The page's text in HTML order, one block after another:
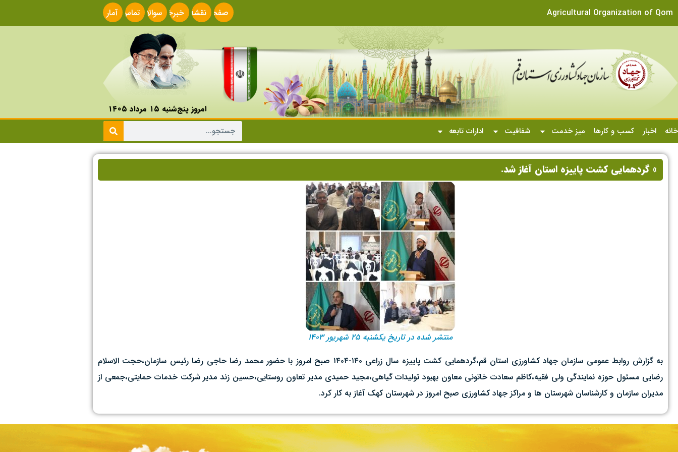
Agricultural Organization of Qom
صفحه
اصلی
نقشه
سایت
خبرخوانسوالات
متداول
تماس
با ما
آمار
سایت
امروز پنج‌شنبه ۱۵ مرداد ۱۴۰۵
خانه
اخبار کسب و کارها میز خدمت شفافیت ادارات تابعه
» گردهمایی کشت پاییزه استان آغاز شد.
منتشر شده در تاریخ یکشنبه ۲۵ شهریور ۱۴۰۳
به گزارش روابط عمومی سازمان جهاد کشاورزی استان قم،گردهمایی کشت پاییزه سال زراعی ۱۴۰-۱۴۰۴ صبح امروز با حضور محمد رضا حاجی رضا رئیس سازمان،حجت الاسلام
رضایی مسئول حوزه نمایندگی ولی فقیه،کاظم سعادت خاتونی معاون بهبود تولیدات گیاهی،مجید حمیدی مدیر تعاون روستایی،حسین زند مدیر شرکت خدمات حمایتی،جمعی از
مدیران سازمان و کارشناسان شهرستان ها و مراکز جهاد کشاورزی صبح امروز در شهرستان کهک آغاز به کار کرد.